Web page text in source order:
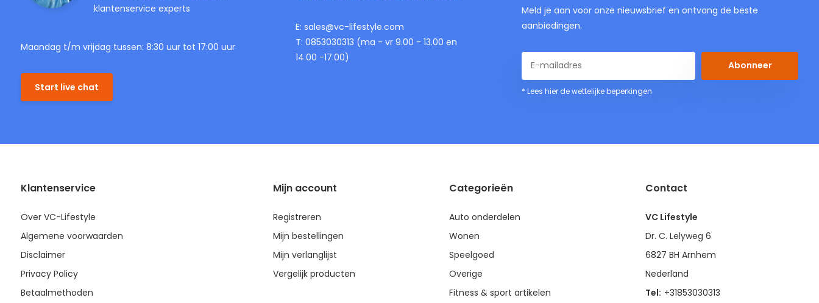
klantenservice experts
Maandag t/m vrijdag tussen: 8:30 uur tot 17:00 uur
Start live chat
E: sales@vc-lifestyle.com
T: 0853030313 (ma - vr 9.00 - 13.00 en
14.00 -17.00)
Meld je aan voor onze nieuwsbrief en ontvang de beste
aanbiedingen.
Abonneer
* Lees hier de wettelijke beperkingen
Klantenservice
Over VC-Lifestyle
Algemene voorwaarden
Disclaimer
Privacy Policy
Betaalmethoden
Mijn account
Registreren
Mijn bestellingen
Mijn verlanglijst
Vergelijk producten
Categorieën
Auto onderdelen
Wonen
Speelgoed
Overige
Fitness & sport artikelen
Contact
VC Lifestyle
Dr. C. Lelyweg 6
6827 BH Arnhem
Nederland
Tel: +31853030313